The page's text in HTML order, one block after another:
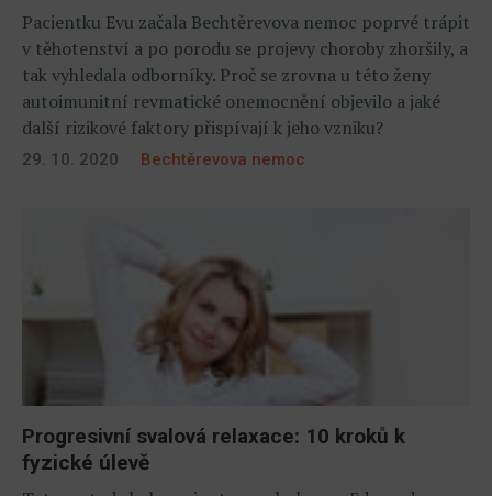
Pacientku Evu začala Bechtěrevova nemoc poprvé trápit
v těhotenství a po porodu se projevy choroby zhoršily, a
tak vyhledala odborníky. Proč se zrovna u této ženy
autoimunitní revmatické onemocnění objevilo a jaké
další rizikové faktory přispívají k jeho vzniku?
29. 10. 2020 Bechtěrevova nemoc
Progresivní svalová relaxace: 10 kroků k
fyzické úlevě